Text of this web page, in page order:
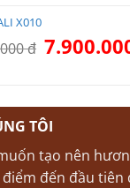
850.000 đ.
X010
đ Giá
gốc
TÔI
tạo nên
đến đầu tiên